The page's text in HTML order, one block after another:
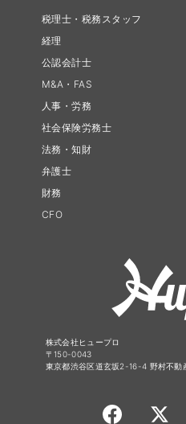
税理士・税務スタッフ
経理
公認会計士
M&A・FAS
人事・労務
社会保険労務士
法務・知財
弁護士
財務
CFO
株式会社ヒュープロ
〒150-0043
東京都渋谷区道玄坂2-16-4 野村不動